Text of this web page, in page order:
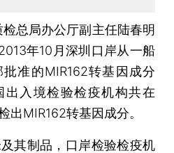
总局办公厅副主任陆春明
年10月深圳口岸从一船
准的MIR162转基因成分
入境检验检疫机构共在
出MIR162转基因成分。
其制品，口岸检验检疫机